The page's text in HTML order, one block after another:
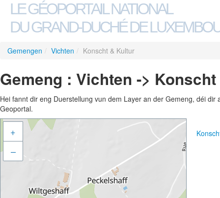
LE GÉOPORTAIL NATIONAL
DU GRAND-DUCHÉ DE
Gemengen / Vichten / Konscht & Kultur
Gemeng : Vichten ->
Hei fannt dir eng Duerstellung vun dem Layer an der Gemeng, déi
Geoportal.
+
–